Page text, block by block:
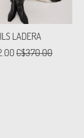
LADERA
C$370.00